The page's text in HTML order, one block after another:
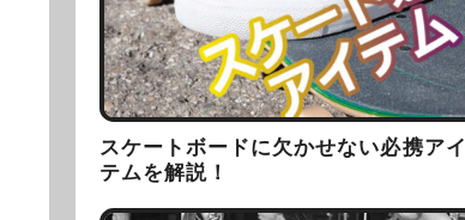
スケートボードに欠かせない必携アイ
テムを解説！